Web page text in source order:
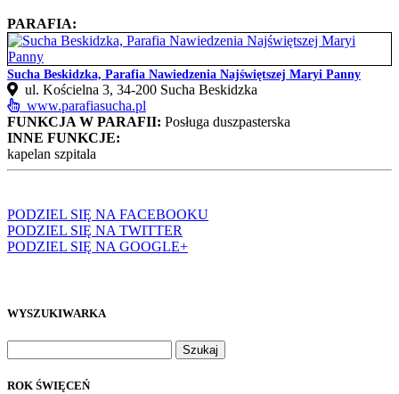
PARAFIA:
Sucha Beskidzka, Parafia Nawiedzenia Najświętszej Maryi Panny
ul. Kościelna 3, 34-200 Sucha Beskidzka
www.parafiasucha.pl
FUNKCJA W PARAFII: Posługa duszpasterska
INNE FUNKCJE:
kapelan szpitala
PODZIEL SIĘ NA FACEBOOKU
PODZIEL SIĘ NA TWITTER
PODZIEL SIĘ NA GOOGLE+
WYSZUKIWARKA
ROK ŚWIĘCEŃ